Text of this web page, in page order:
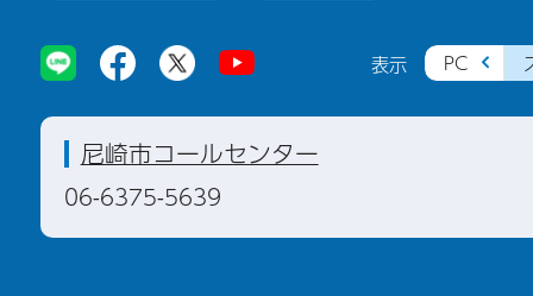
表示 PC
尼崎市コールセンター
06-6375-5639